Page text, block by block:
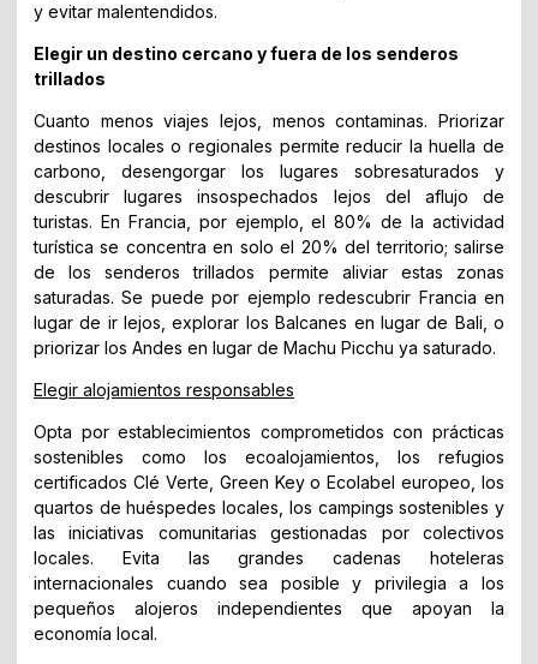
y evitar malentendidos.
Elegir un destino cercano y fuera de los senderos
trillados
Cuanto menos viajes lejos, menos contaminas. Priorizar
destinos locales o regionales permite reducir la huella de
carbono, desengorgar los lugares sobresaturados y
descubrir lugares insospechados lejos del aflujo de
turistas. En Francia, por ejemplo, el 80% de la actividad
turística se concentra en solo el 20% del territorio; salirse
de los senderos trillados permite aliviar estas zonas
saturadas. Se puede por ejemplo redescubrir Francia en
lugar de ir lejos, explorar los Balcanes en lugar de Bali, o
priorizar los Andes en lugar de Machu Picchu ya saturado.
Elegir alojamientos responsables
Opta por establecimientos comprometidos con prácticas
sostenibles como los ecoalojamientos, los refugios
certificados Clé Verte, Green Key o Ecolabel europeo, los
quartos de huéspedes locales, los campings sostenibles y
las iniciativas comunitarias gestionadas por colectivos
locales. Evita las grandes cadenas hoteleras
internacionales cuando sea posible y privilegia a los
pequeños alojeros independientes que apoyan la
economía local.